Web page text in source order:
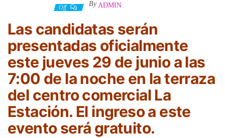
Off By ADMIN
Las candidatas serán
presentadas oficialmente
este jueves 29 de junio a las
7:00 de la noche en la terraza
del centro comercial La
Estación. El ingreso a este
evento será gratuito.